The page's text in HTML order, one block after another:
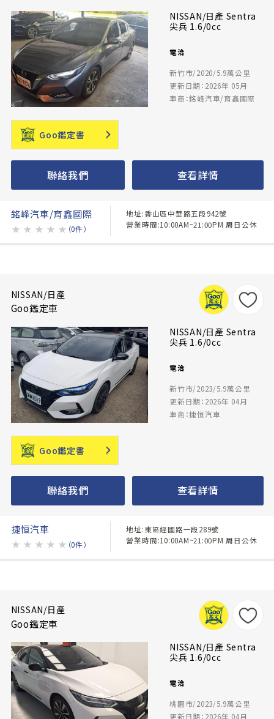
NISSAN/日產 Sentra
尖兵 1.6/0cc
電洽
新竹市/2020/5.9萬公里
更新日期：2026年 05月
車商：銘峰汽車/育鑫國際
Goo鑑定書
聯絡我們 查看詳情
銘峰汽車/育鑫國際
★ ★ ★ ★ ★ （0件）
地址:香山區中華路五段942號
營業時間:10:00AM~21:00PM 周日公休
NISSAN/日產
Goo鑑定車
NISSAN/日產 Sentra
尖兵 1.6/0cc
電洽
新竹市/2023/5.9萬公里
更新日期：2026年 04月
車商：捷恒汽車
Goo鑑定書
聯絡我們 查看詳情
捷恒汽車
★ ★ ★ ★ ★ （0件）
地址:東區經國路一段289號
營業時間:10:00AM~21:00PM 周日公休
NISSAN/日產
Goo鑑定車
NISSAN/日產 Sentra
尖兵 1.6/0cc
電洽
桃園市/2023/5.9萬公里
更新日期：2026年 04月